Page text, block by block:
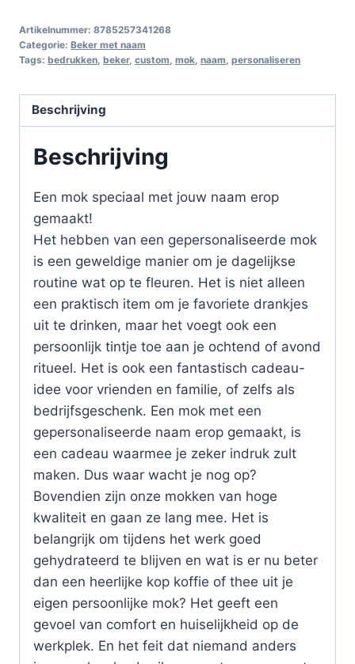
Artikelnummer: 8785257341268
Categorie: Beker met naam
Tags: bedrukken beker, custom mok naam personaliseren
Beschrijving
Beschrijving
Een mok speciaal met jouw naam erop
gemaakt!
Het hebben van een gepersonaliseerde mok
is een geweldige manier om je dagelijkse
routine wat op te fleuren. Het is niet alleen
een praktisch item om je favoriete drankjes
uit te drinken, maar het voegt ook een
persoonlijk tintje toe aan je ochtend of avond
ritueel. Het is ook een fantastisch cadeau-
idee voor vrienden en familie, of zelfs als
bedrijfsgeschenk. Een mok met een
gepersonaliseerde naam erop gemaakt, is
een cadeau waarmee je zeker indruk zult
maken. Dus waar wacht je nog op?
Bovendien zijn onze mokken van hoge
kwaliteit en gaan ze lang mee. Het is
belangrijk om tijdens het werk goed
gehydrateerd te blijven en wat is er nu beter
dan een heerlijke kop koffie of thee uit je
eigen persoonlijke mok? Het geeft een
gevoel van comfort en huiselijkheid op de
werkplek. En het feit dat niemand anders